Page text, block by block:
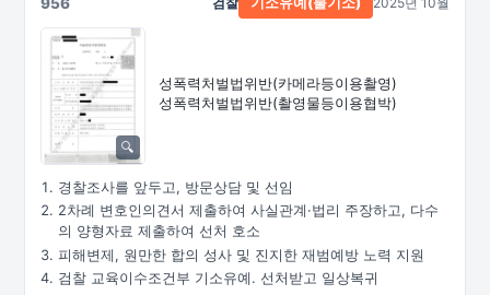
성폭력처벌법위반(카메라등이용촬영)
성폭력처벌법위반(촬영물등이용협박)
경찰조사를 앞두고, 방문상담 및 선임
2차례 변호인의견서 제출하여 사실관계·법리 주장하고, 다수
의 양형자료 제출하여 선처 호소
피해변제, 원만한 합의 성사 및 진지한 재범예방 노력 지원
검찰 교육이수조건부 기소유예. 선처받고 일상복귀